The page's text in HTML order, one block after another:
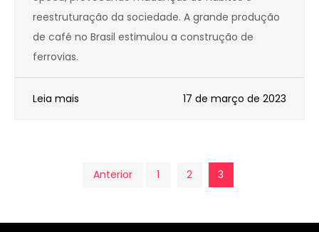
reestruturação da sociedade. A grande produção
de café no Brasil estimulou a construção de
ferrovias.
Leia mais 17 de março de 2023
Paginação
de
Anterior 1 2 3